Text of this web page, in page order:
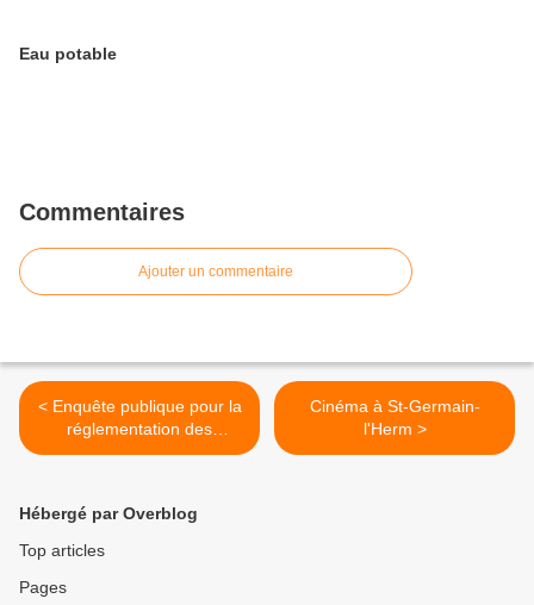
Eau potable
Commentaires
Ajouter un commentaire
< Enquête publique pour la
réglementation des
boisements
Cinéma à St-Germain-
l'Herm >
Hébergé par Overblog
Top articles
Pages